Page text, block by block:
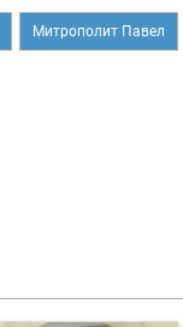
Митрополит Павел